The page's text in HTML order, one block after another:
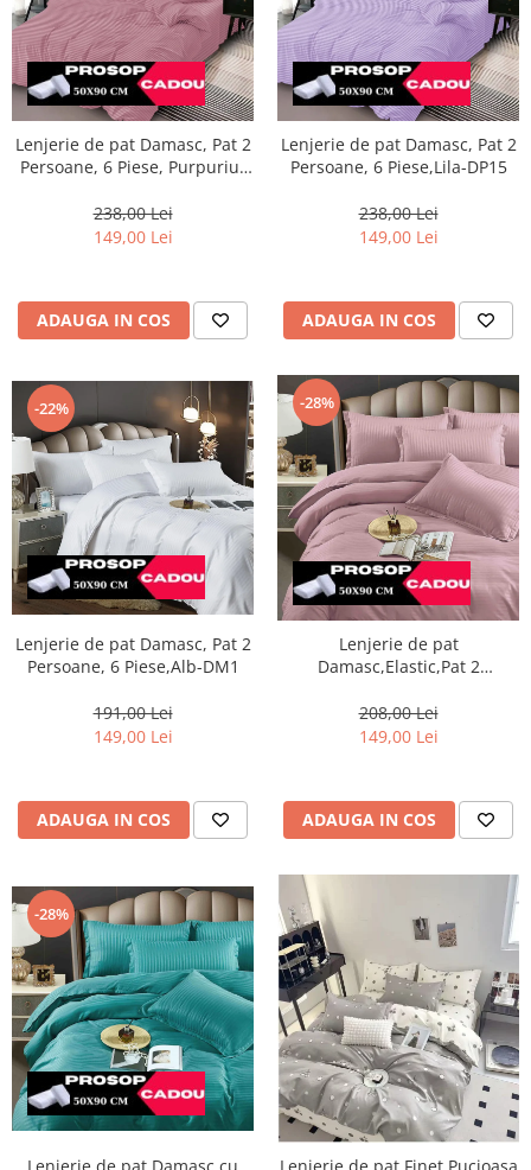
Lenjerie de pat Damasc, Pat 2
Persoane, 6 Piese, Purpuriu-
238,00 Lei
149,00 Lei
ADAUGA IN COS
Lenjerie de pat Damasc, Pat 2
Persoane, 6 Piese,Lila-DP15
238,00 Lei
149,00 Lei
ADAUGA IN COS
-22%
Lenjerie de pat Damasc, Pat 2
Persoane, 6 Piese,Alb-DM1
191,00 Lei
149,00 Lei
ADAUGA IN COS
-28%
Lenjerie de pat
Damasc,Elastic,Pat 2
DJ13
208,00 Lei
149,00 Lei
ADAUGA IN COS
-28%